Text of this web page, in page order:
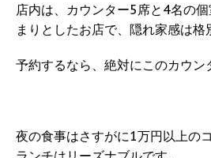
店内は、カウンター5席と4名の
まりとしたお店で、隠れ家感は格
予約するなら、絶対にこのカウン
夜の食事はさすがに1万円以上の